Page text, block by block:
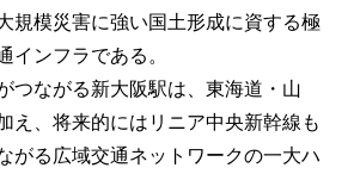
規模災害に強い国土形成に資する極
インフラである。
つながる新大阪駅は、東海道・山
え、将来的にはリニア中央新幹線も
がる広域交通ネットワークの一大ハ